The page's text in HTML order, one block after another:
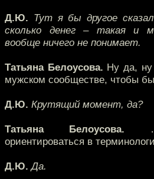
Д.Ю. Тут я бы другое
сколько денег – такая и
вообще ничего не понимает.
Татьяна Белоусова. Ну да,
мужском сообществе, чтобы
Д.Ю. Крутящий момент, да?
Татьяна Белоусова.
ориентироваться в
Д.Ю. Да.